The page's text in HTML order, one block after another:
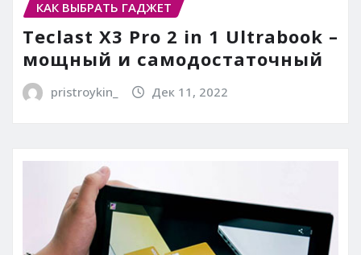
КАК ВЫБРАТЬ ГАДЖЕТ
Teclast X3 Pro 2 in 1 Ultrabook –
мощный и самодостаточный
pristroykin_ Дек 11, 2022